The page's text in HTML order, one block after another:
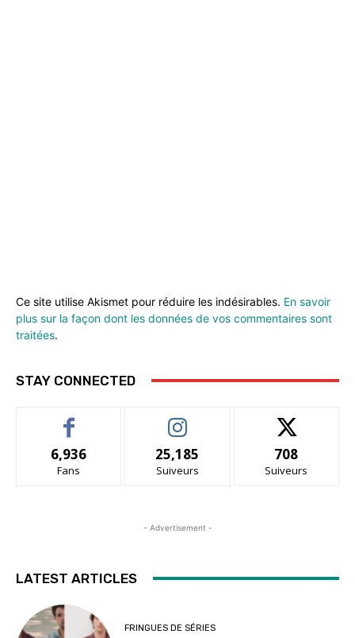
Ce site utilise Akismet pour réduire les indésirables. En savoir
plus sur la façon dont les données de vos commentaires sont
traitées.
STAY CONNECTED
6,936
Fans
25,185
Suiveurs
708
Suiveurs
- Advertisement -
LATEST ARTICLES
FRINGUES DE SÉRIES